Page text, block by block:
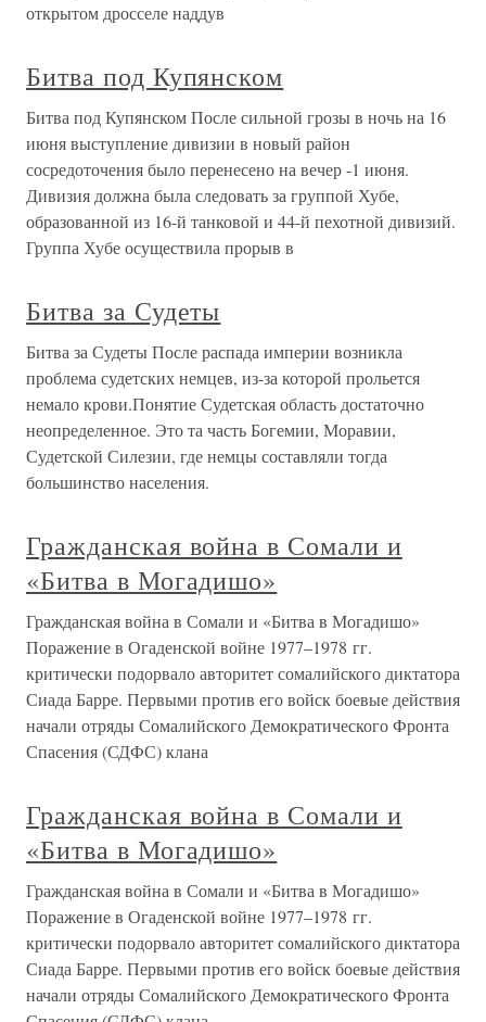
открытом дросселе наддув
Битва под Купянском
Битва под Купянском После сильной грозы в ночь на 16
июня выступление дивизии в новый район
сосредоточения было перенесено на вечер -1 июня.
Дивизия должна была следовать за группой Хубе,
образованной из 16-й танковой и 44-й пехотной дивизий.
Группа Хубе осуществила прорыв в
Битва за Судеты
Битва за Судеты После распада империи возникла
проблема судетских немцев, из-за которой прольется
немало крови.Понятие Судетская область достаточно
неопределенное. Это та часть Богемии, Моравии,
Судетской Силезии, где немцы составляли тогда
большинство населения.
Гражданская война в Сомали и
«Битва в Могадишо»
Гражданская война в Сомали и «Битва в Могадишо»
Поражение в Огаденской войне 1977–1978 гг.
критически подорвало авторитет сомалийского диктатора
Сиада Барре. Первыми против его войск боевые действия
начали отряды Сомалийского Демократического Фронта
Спасения (СДФС) клана
Гражданская война в Сомали и
«Битва в Могадишо»
Гражданская война в Сомали и «Битва в Могадишо»
Поражение в Огаденской войне 1977–1978 гг.
критически подорвало авторитет сомалийского диктатора
Сиада Барре. Первыми против его войск боевые действия
начали отряды Сомалийского Демократического Фронта